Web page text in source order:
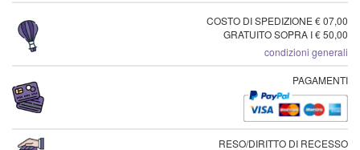
COSTO DI SPEDIZIONE € 07,00
GRATUITO SOPRA I € 50,00
condizioni generali
PAGAMENTI
RESO/DIRITTO DI RECESSO